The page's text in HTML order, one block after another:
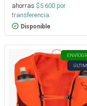
ahorras $5.600 por
transferencia.
Disponible
ENVÍO